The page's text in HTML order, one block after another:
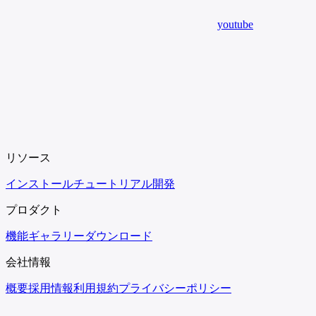
youtube
リソース
インストールチュートリアル開発
プロダクト
機能ギャラリーダウンロード
会社情報
概要採用情報利用規約プライバシーポリシー